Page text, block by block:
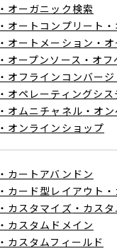
・オーガニック検索
・オートコンプリート
・オートメーション ・
・オープンソース ・オ
・オフラインコンバージ
・オペレーティングシス
・オムニチャネル ・オ
・オンラインショップ
・カートアバンドン
・カード型レイアウト
・カスタマイズ ・カス
・カスタムドメイン
・カスタムフィールド